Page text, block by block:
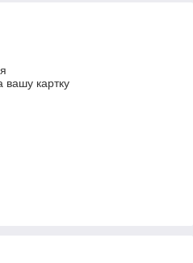
вашу картку